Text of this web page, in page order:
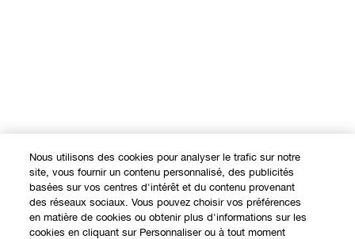
Nous utilisons des cookies pour analyser le trafic sur notre
site, vous fournir un contenu personnalisé, des publicités
basées sur vos centres d'intérêt et du contenu provenant
des réseaux sociaux. Vous pouvez choisir vos préférences
en matière de cookies ou obtenir plus d'informations sur les
cookies en cliquant sur Personnaliser ou à tout moment